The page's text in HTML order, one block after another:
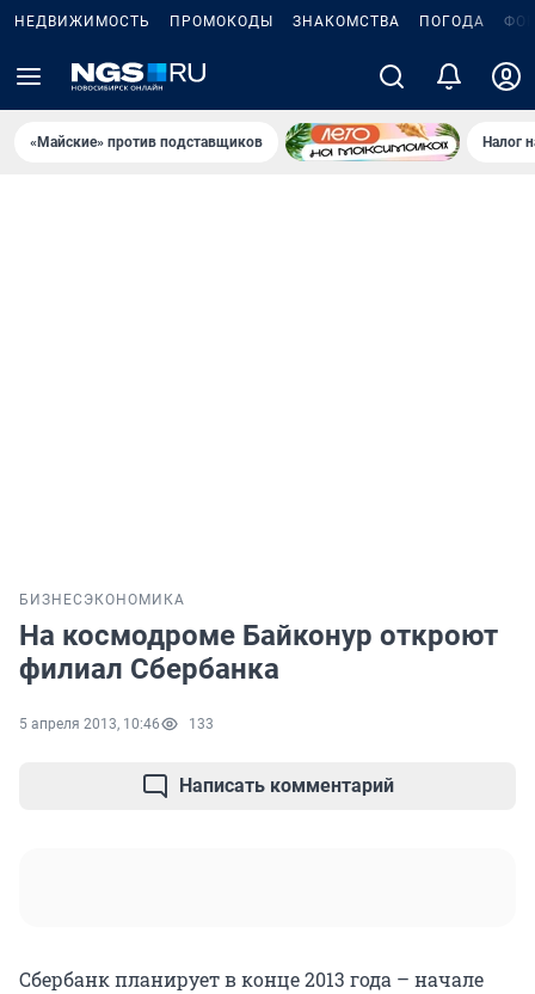
НЕДВИЖИМОСТЬ ПРОМОКОДЫ ЗНАКОМСТВА ПОГОДА
«Майские» против подставщиков Налог
БИЗНЕС ЭКОНОМИКА
На космодроме Байконур откроют
филиал Сбербанка
5 апреля 2013, 10:46 133
Написать комментарий
Сбербанк планирует в конце 2013 года – начале